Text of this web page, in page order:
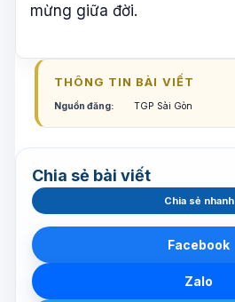
mừng giữa đời.
THÔNG TIN BÀI VIẾT
Nguồn đăng: TGP Sài Gòn
Chia sẻ bài viết
Chia sẻ nhanh
Facebook
Zalo